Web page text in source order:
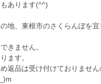
あります(^^)
地、東根市のさくらんぼを宜
きません。
ます。
返品は受け付けておりませ